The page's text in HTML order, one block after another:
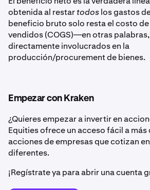
obtenida al restartodoslos gastos
beneficio bruto solo resta el costo
vendidos (COGS)—en otras
directamente involucrados en la
producción/procurement de bienes.
Empezar con Kraken
¿Quieres empezar a invertir en
Equities ofrece un acceso fácil a más
acciones de empresas que cotizan en
diferentes.
¡Regístrate ya para abrir una cuenta